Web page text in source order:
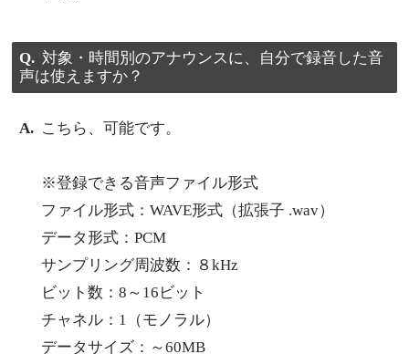
対象・時間別のアナウンスに、自分で録音した音
声は使えますか？
こちら、可能です。
※登録できる音声ファイル形式
ファイル形式：WAVE形式（拡張子 .wav）
データ形式：PCM
サンプリング周波数：８kHz
ビット数：8～16ビット
チャネル：1（モノラル）
データサイズ：～60MB